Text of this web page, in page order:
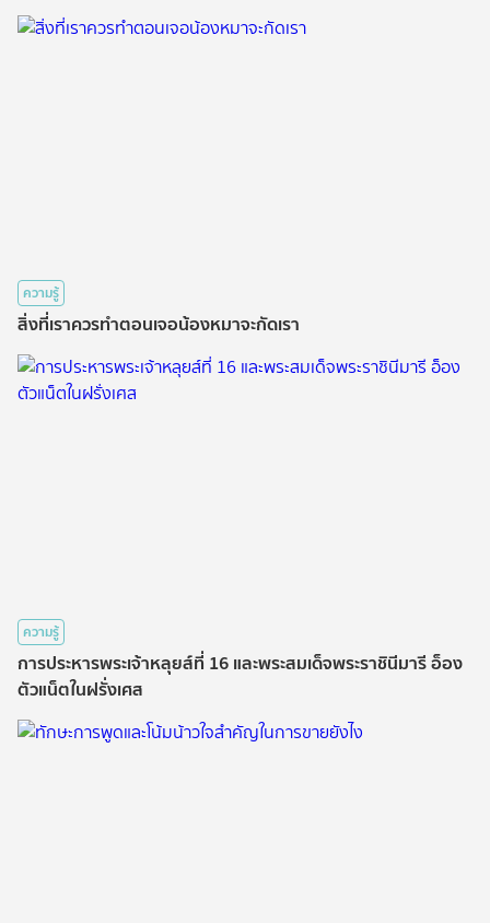
ความรู้
สิ่งที่เราควรทำตอนเจอน้องหมาจะกัดเรา
ความรู้
การประหารพระเจ้าหลุยส์ที่ 16 และพระสมเด็จพระราชินีมารี อ็อง
ตัวแน็ตในฝรั่งเศส